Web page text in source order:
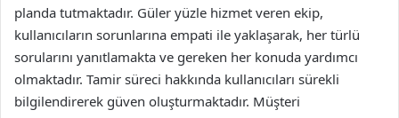
planda tutmaktadır. Güler yüzle hizmet veren ekip,
kullanıcıların sorunlarına empati ile yaklaşarak, her türlü
sorularını yanıtlamakta ve gereken her konuda yardımcı
olmaktadır. Tamir süreci hakkında kullanıcıları sürekli
bilgilendirerek güven oluşturmaktadır. Müşteri